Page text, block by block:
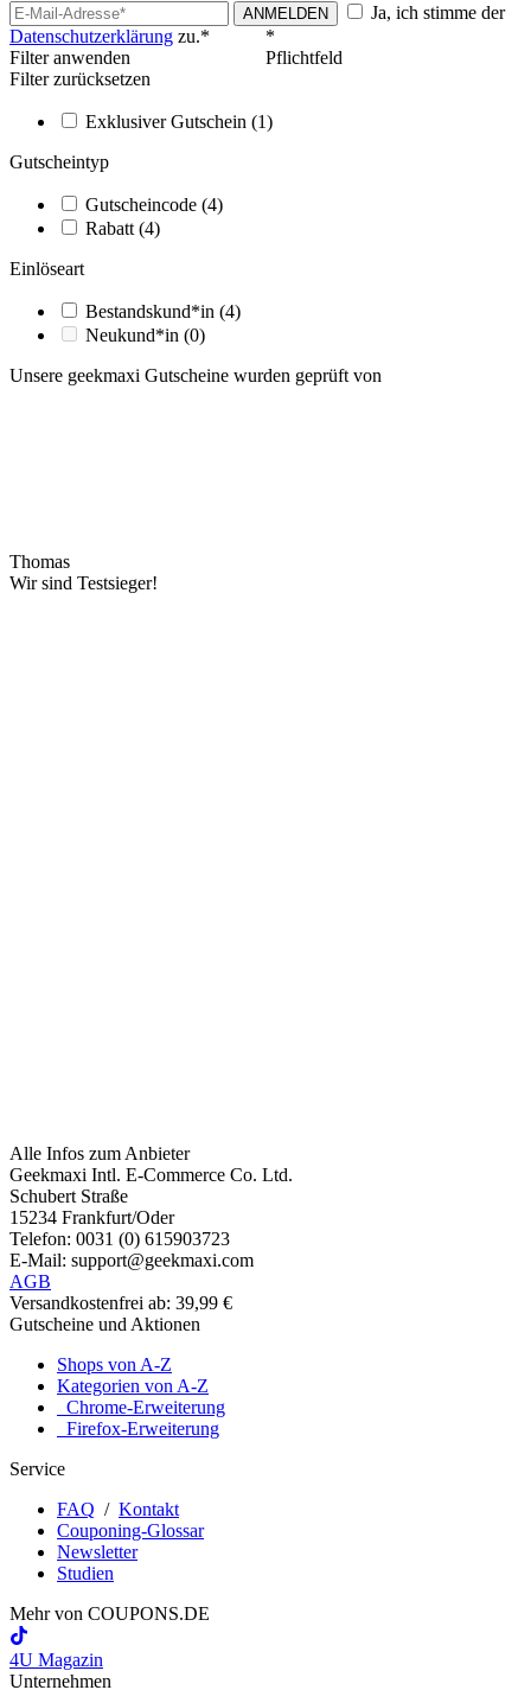
ANMELDEN
Ja, ich stimme der
Datenschutzerklärung zu.*
*
Pflichtfeld
Filter anwenden
Filter zurücksetzen
Exklusiver Gutschein (1)
Gutscheintyp
Gutscheincode (4)
Rabatt (4)
Einlöseart
Bestandskund*in (4)
Neukund*in (0)
Unsere geekmaxi Gutscheine wurden geprüft von
Thomas
Wir sind Testsieger!
Alle Infos zum Anbieter
Geekmaxi Intl. E-Commerce Co. Ltd.
Schubert Straße
15234 Frankfurt/Oder
Telefon: 0031 (0) 615903723
E-Mail: support@geekmaxi.com
AGB
Versandkostenfrei ab: 39,99 €
Gutscheine und Aktionen
Shops von A-Z
Kategorien von A-Z
Chrome-Erweiterung
Firefox-Erweiterung
Service
FAQ / Kontakt
Couponing-Glossar
Newsletter
Studien
Mehr von COUPONS.DE
4U Magazin
Unternehmen